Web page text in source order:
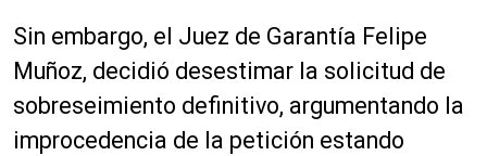
Sin embargo, el Juez de Garantía Felipe
Muñoz, decidió desestimar la solicitud de
sobreseimiento definitivo, argumentando la
improcedencia de la petición estando